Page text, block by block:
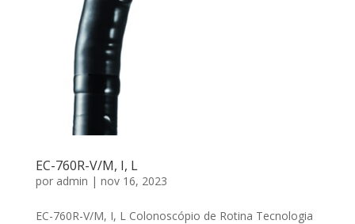
EC-760R-V/M, I, L
por admin | nov 16, 2023
EC-760R-V/M, I, L Colonoscópio de Rotina Tecnologia